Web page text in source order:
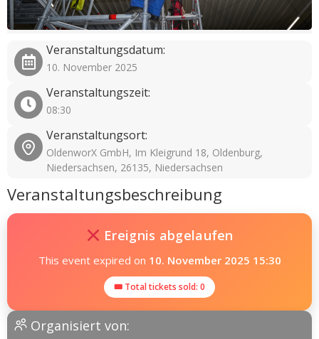
Veranstaltungsdatum:
10. November 2025
Veranstaltungszeit:
08:30
Veranstaltungsort:
OldenworX GmbH, Im Kleigrund 18, Oldenburg,
Niedersachsen, 26135, Niedersachsen
Veranstaltungsbeschreibung
Ereignis abgelaufen
This event expired on 10. November 2025 15:30
🎟 Total tickets sold: 0
Organisiert von: